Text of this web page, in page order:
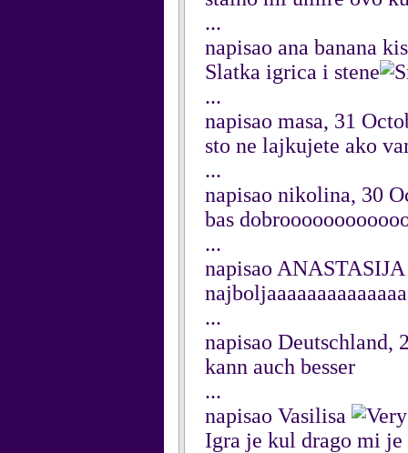
...
napisao ana banana
Slatka igrica i stene
...
napisao masa, 31
sto ne lajkujete ako
...
napisao nikolina, 30
bas
...
napisao
...
napisao Deutschland,
kann auch besser
...
napisao Vasilisa
Igra je kul drago mi je